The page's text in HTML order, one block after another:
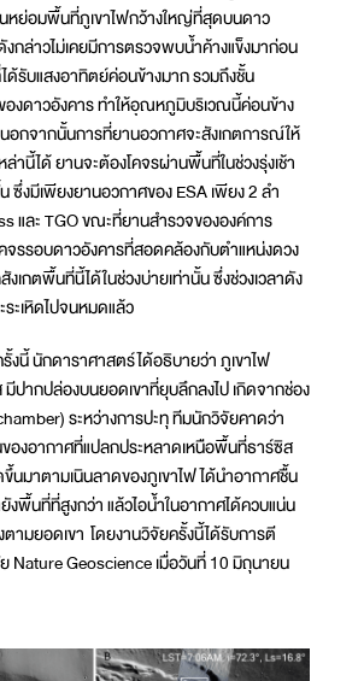
หย่อมพื้นที่ภูเขาไฟกว้างใหญ่ที่สุดบนดาว
กล่าวไม่เคยมีการตรวจพบน้ำค้างแข็งมาก่อน
ด้รับแสงอาทิตย์ค่อนข้างมาก รวมถึงชั้น
องดาวอังคาร ทำให้อุณหภูมิบริเวณนี้ค่อนข้าง
อกจากนั้นการที่ยานอวกาศจะสังเกตการณ์ให้
ล่านี้ได้ ยานจะต้องโคจรผ่านพื้นที่ในช่วงรุ่งเช้า
ซึ่งมีเพียงยานอวกาศของ ESA เพียง 2 ลำ
และ TGO ขณะที่ยานสำรวจขององค์การ
จรรอบดาวอังคารที่สอดคล้องกับตำแหน่งดวง
เกตพื้นที่นี้ได้ในช่วงบ่ายเท่านั้น ซึ่งช่วงเวลาดัง
ะเหิดไปจนหมดแล้ว
งนี้ นักดาราศาสตร์ได้อธิบายว่า ภูเขาไฟ
ปากปล่องบนยอดเขาที่ยุบลึกลงไป เกิดจากช่อง
ระหว่างการปะทุ ทีมนักวิจัยคาดว่า
งอากาศที่แปลกประหลาดเหนือพื้นที่ธาร์ซิส
นมาตามเนินลาดของภูเขาไฟ ได้นำอากาศชื้น
พื้นที่ที่สูงกว่า แล้วไอน้ำในอากาศได้ควบแน่น
ตามยอดเขา โดยงานวิจัยครั้งนี้ได้รับการตี
Nature Geoscience เมื่อวันที่ 10 มิถุนายน